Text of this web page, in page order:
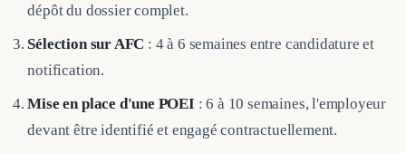
dépôt du dossier complet.
Sélection sur AFC : 4 à 6 semaines entre candidature et
notification.
Mise en place d'une POEI : 6 à 10 semaines, l'employeur
devant être identifié et engagé contractuellement.